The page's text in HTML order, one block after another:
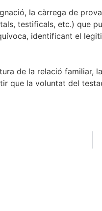
la càrrega de
testificals, etc.) que
identificant el
de la relació
que la voluntat del